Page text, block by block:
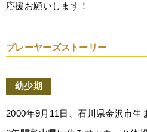
応援お願いします！
プレーヤーズストーリー
幼少期
2000年9月11日、石川県金沢市生